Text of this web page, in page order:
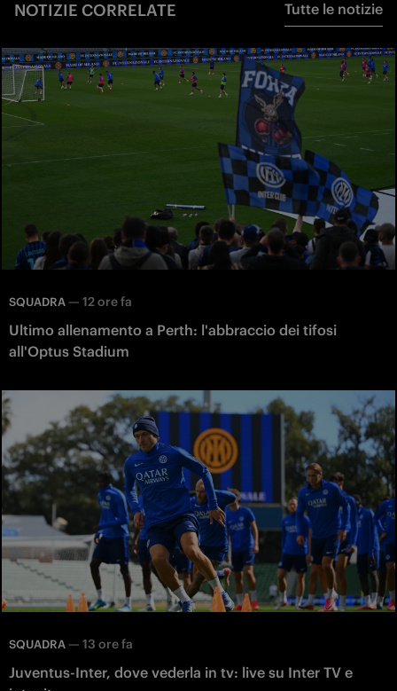
NOTIZIE CORRELATE Tutte le notizie
SQUADRA — 12 ore fa
Ultimo allenamento a Perth: l'abbraccio dei tifosi
all'Optus Stadium
SQUADRA — 13 ore fa
Juventus-Inter, dove vederla in tv: live su Inter TV e